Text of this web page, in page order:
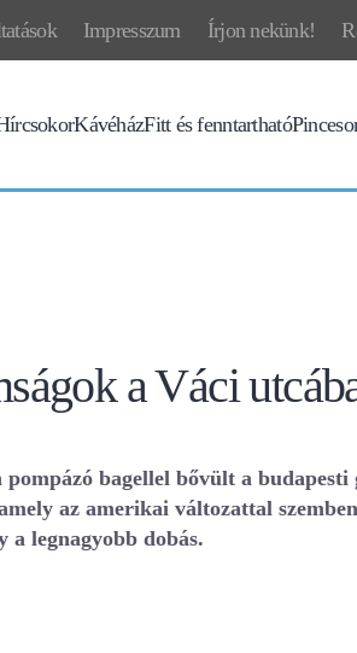
Impresszum Írjon nekünk!
KávéházFitt és fenntartható
a Váci
pompázó bagellel bővült a
az amerikai változattal
legnagyobb dobás.